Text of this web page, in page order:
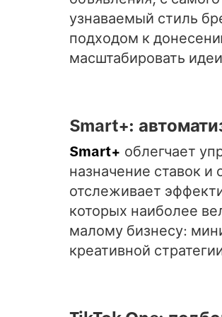
узнаваемый стиль
подходом к
масштабировать
Smart+:
Smart+ облегчает
назначение ставок
отслеживает
которых наиболее
малому бизнесу:
креативной